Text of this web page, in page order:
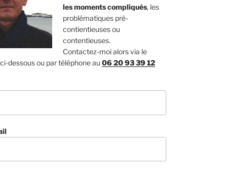
les moments compliqués, les
problématiques pré-
contientieuses ou
contentieuses.
Contactez-moi alors via le
dessous ou par téléphone au 06 20 93 39 12